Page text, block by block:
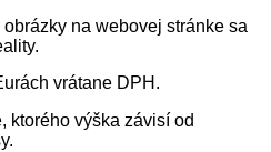
na webovej stránke sa
vrátane DPH.
ktorého výška závisí od